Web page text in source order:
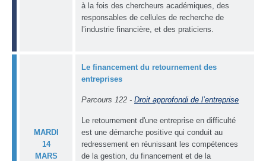
à la fois des chercheurs académiques, des
responsables de cellules de recherche de
l’industrie financière, et des praticiens.
MARDI
14
MARS
Le financement du retournement des
entreprises
Parcours 122 - Droit approfondi de l’entreprise
Le retournement d'une entreprise en difficulté
est une démarche positive qui conduit au
redressement en réunissant les compétences
de la gestion, du financement et de la